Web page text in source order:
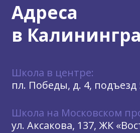
Адреса
в
Школа в центре:
пл. Победы, д. 4, подъезд
Школа на Московском
ул. Аксакова, 137, ЖК